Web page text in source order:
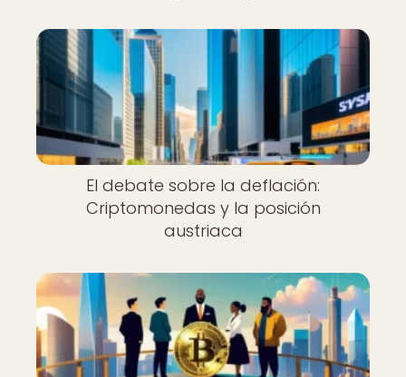
El debate sobre la deflación:
Criptomonedas y la posición
austriaca